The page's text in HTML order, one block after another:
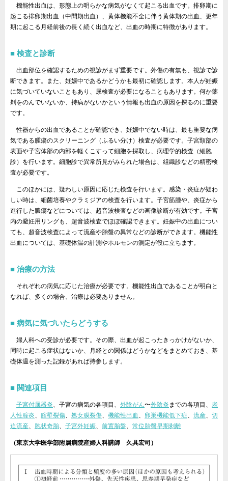
機能性出血は、形態上の明らかな病気がなくて起こる出血です。排卵期に
起こる排卵期出血（中間期出血）、黄体機能不全に伴う黄体期の出血、更年
期に起こる月経前後の長く続く出血など、出血の時期に特徴があります。
検査と診断
出血部位を確認するための視診がまず重要です。外傷の有無も、視診で診
断できます。また、妊娠中であるかどうかも最初に確認します。本人が妊娠
に気づいていないこともあり、尿検査が必要になることもあります。何か薬
剤をのんでいないか、持病がないかという情報も出血の原因を探るのに重要
です。
性器からの出血であることが確認でき、妊娠中でない時は、最も重要な病
気である腫瘍のスクリーニング（ふるい分け）検査が必要です。子宮頸部の
表面や子宮体部の内部を軽くこすって細胞を採取し、病理学的検査（細胞
診）を行います。細胞診で異常所見がみられた場合は、組織診などの精密検
査が必要です。
このほかには、疑わしい原因に応じた検査を行います。感染・炎症が疑わ
しい時は、細菌培養やクラミジアの検査を行います。子宮筋腫や、炎症から
進行した膿瘍などについては、超音波検査などの画像診断が有効です。子宮
内の避妊用リングも、超音波検査でほぼ確認できます。妊娠中の出血につい
ても、超音波検査によって流産や胎盤の異常などの診断ができます。機能性
出血については、基礎体温の計測やホルモンの測定が役に立ちます。
治療の方法
それぞれの病気に応じた治療が必要です。機能性出血であることが明白と
なれば、多くの場合、治療は必要ありません。
病気に気づいたらどうする
婦人科への受診が必要です。その際、出血が起こったきっかけがないか、
同時に起こる症状はないか、月経との関係はどうかなどをまとめておき、基
礎体温を測った記録があれば持参します。
関連項目
子宮付属器炎、子宮の病気の各項目、 外陰がん〜外陰炎 までの各項目、 老
人性腟炎、 腟壁裂傷、 処女膜裂傷、 機能性出血 、 卵巣機能低下症、 流産、 切
迫流産、 胞状奇胎、 子宮外妊娠、 前置胎盤、 常位胎盤早期剥離
（東京大学医学部附属病院産婦人科講師 久具宏司）